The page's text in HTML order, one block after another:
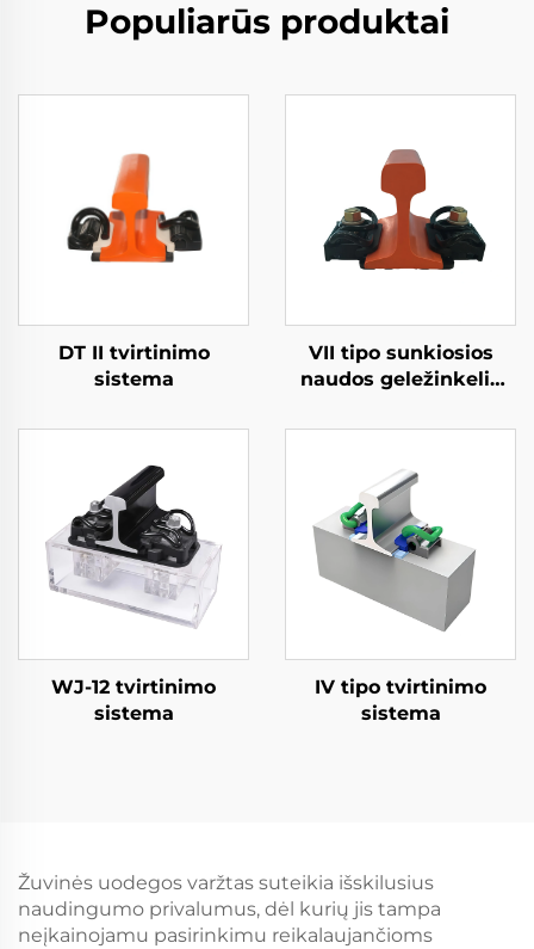
Populiarūs produktai
DT II tvirtinimo
sistema
VII tipo sunkiosios
naudos geležinkelio
WJ-12 tvirtinimo
sistema
IV tipo tvirtinimo
sistema
Žuvinės uodegos varžtas suteikia išskilusius
naudingumo privalumus, dėl kurių jis tampa
neįkainojamu pasirinkimu reikalaujančioms